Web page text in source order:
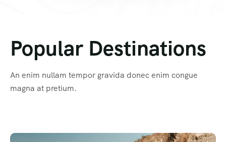
Popular Destinations
An enim nullam tempor gravida donec enim congue
magna at pretium.